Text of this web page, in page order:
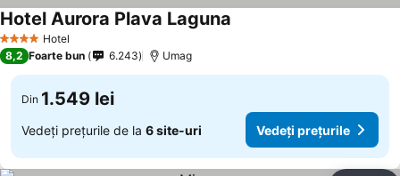
4 Stele Hotel
Hotel Aurora Plava Laguna
8,2 Foarte bun 6.243 Umag
Din 1.549 lei
Vedeți prețurile de la 6 site-uri Vedeți prețurile